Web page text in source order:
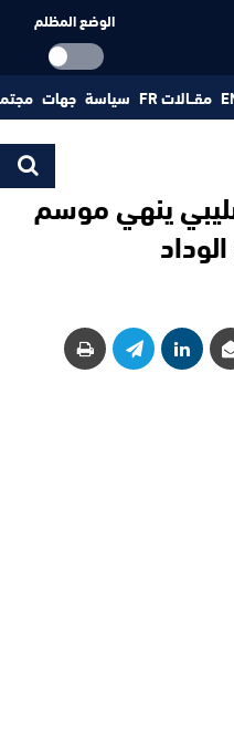
الوضع المظلم
مقــالات FR سياسة جهات
ينهي موسم